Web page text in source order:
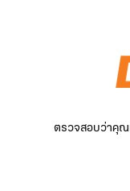
ตรวจสอบว่าคุณ